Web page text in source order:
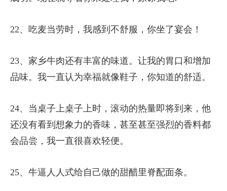
22、吃麦当劳时，我感到不舒服，你坐了宴会！
23、家乡牛肉还有丰富的味道。让我的胃口和增加
品味。我一直认为幸福就像鞋子，你知道的舒适。
24、当桌子上桌子上时，滚动的热量即将到来，他
还没有看到想象力的香味，甚至甚至强烈的香料都
会品尝，我一直很喜欢轻便。
25、牛逼人人式给自己做的甜醋里脊配面条。